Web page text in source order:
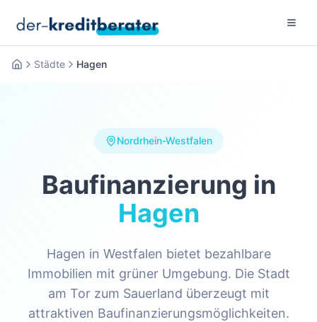
Menu
Startseite
Städte Hagen
Nordrhein-Westfalen
Baufinanzierung in
Hagen
Hagen in Westfalen bietet bezahlbare
Immobilien mit grüner Umgebung. Die Stadt
am Tor zum Sauerland überzeugt mit
attraktiven Baufinanzierungsmöglichkeiten.